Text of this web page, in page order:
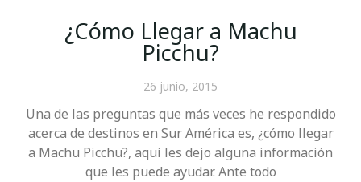
¿Cómo Llegar a Machu
Picchu?
26 junio, 2015
Una de las preguntas que más veces he respondido
acerca de destinos en Sur América es, ¿cómo llegar
a Machu Picchu?, aquí les dejo alguna información
que les puede ayudar. Ante todo